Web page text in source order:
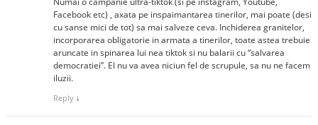
Facebook etc) , axata pe inspaimantarea tinerilor, mai poate (desi
cu sanse mici de tot) sa mai salveze ceva. Inchiderea granitelor,
incorporarea obligatorie in armata a tinerilor, toate astea trebuie
aruncate in spinarea lui nea tiktok si nu balarii cu “salvarea
democratiei”. El nu va avea niciun fel de scrupule, sa nu ne facem
iluzii.
Reply ↓